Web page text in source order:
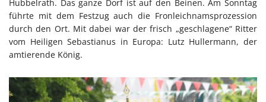
Hubbelrath. Das ganze Dorf ist auf den Beinen. Am Sonntag
führte mit dem Festzug auch die Fronleichnamsprozession
durch den Ort. Mit dabei war der frisch „geschlagene“ Ritter
vom Heiligen Sebastianus in Europa: Lutz Hullermann, der
amtierende König.